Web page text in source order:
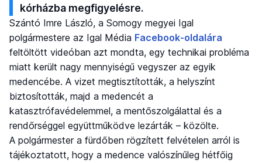
kórházba megfigyelésre.
Szántó Imre László, a Somogy megyei Igal
polgármestere az Igal Média Facebook-oldalára
feltöltött videóban azt mondta, egy technikai probléma
miatt került nagy mennyiségű vegyszer az egyik
medencébe. A vizet megtisztították, a helyszínt
biztosították, majd a medencét a
katasztrófavédelemmel, a mentőszolgálattal és a
rendőrséggel együttműködve lezárták – közölte.
A polgármester a fürdőben rögzített felvételen arról is
tájékoztatott, hogy a medence valószínűleg hétfőig